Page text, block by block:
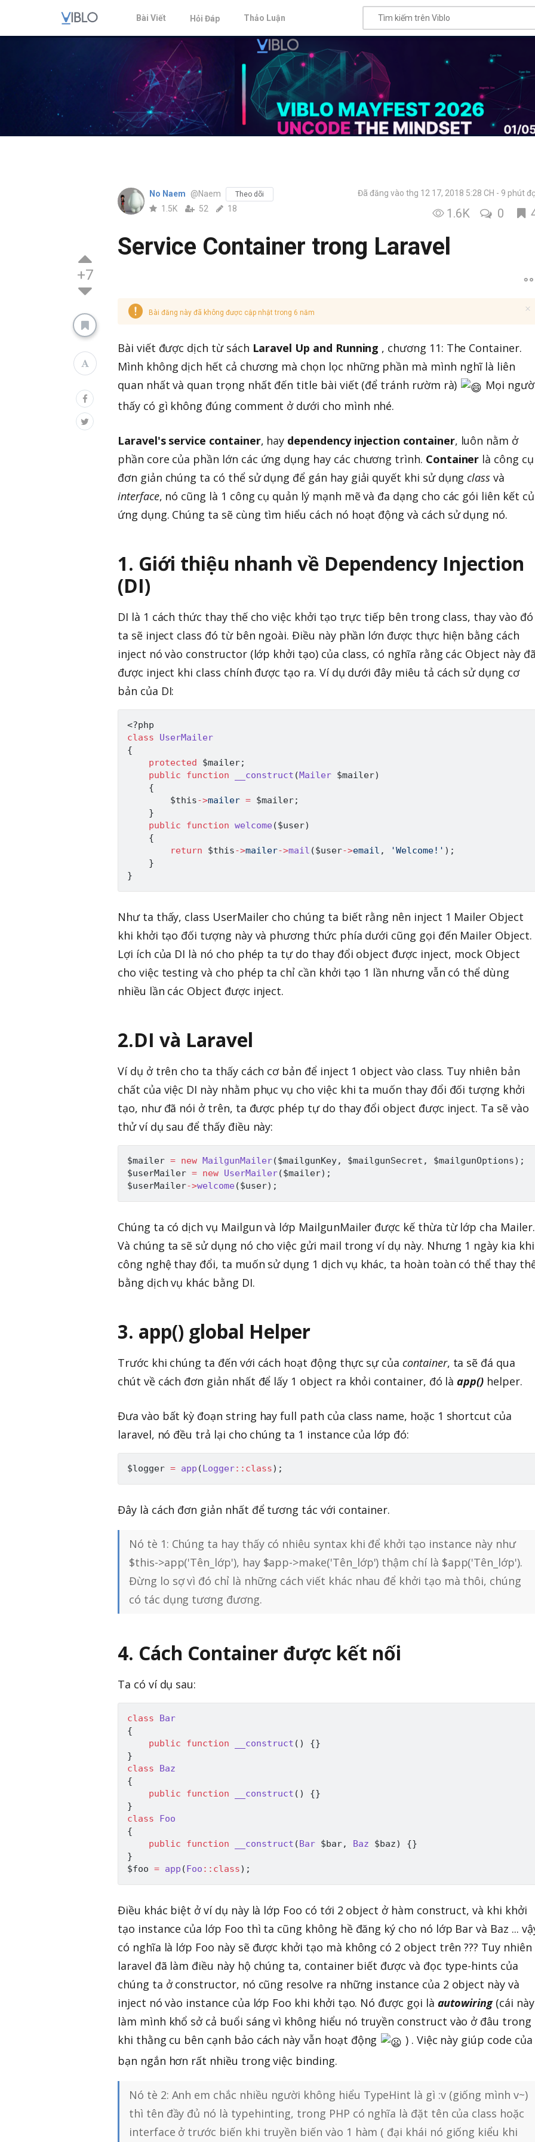
Bài Viết Hỏi Đáp Thảo Luận
+7
No Naem @Naem Theo dõi
1.5K 52 18
Đã đăng vào thg 12 17, 2018 5:28 CH 9 phút
1.6K 0
Service Container trong Laravel
Bài đăng này đã không được cập nhật trong 6 năm
Bài viết được dịch từ sách Laravel Up and Running , chương 11: The Container.
Mình không dịch hết cả chương mà chọn lọc những phần mà mình nghĩ là liên
quan nhất và quan trọng nhất đến title bài viết (để tránh rườm rà)
Mọi
thấy có gì không đúng comment ở dưới cho mình nhé.
Laravel's service container, hay dependency injection container, luôn nằm ở
phần core của phần lớn các ứng dụng hay các chương trình. Container là công cụ
đơn giản chúng ta có thể sử dụng để gán hay giải quyết khi sử dụng class và
interface, nó cũng là 1 công cụ quản lý mạnh mẽ và đa dạng cho các gói liên kết
ứng dụng. Chúng ta sẽ cùng tìm hiểu cách nó hoạt động và cách sử dụng nó.
1. Giới thiệu nhanh về Dependency Injection
(DI)
DI là 1 cách thức thay thế cho việc khởi tạo trực tiếp bên trong class, thay vào đó
ta sẽ inject class đó từ bên ngoài. Điều này phần lớn được thực hiện bằng cách
inject nó vào constructor (lớp khởi tạo) của class, có nghĩa rằng các Object này
được inject khi class chính được tạo ra. Ví dụ dưới đây miêu tả cách sử dụng cơ
bản của DI:
<?php
class
UserMailer
{
protected
$mailer;
public
function __construct (Mailer $mailer)
{
$this->mailer = $mailer;
}
public
function welcome($user)
{
return
$this->mailer->mail ($user->email , 'Welcome!' ) ;
}
}
Như ta thấy, class UserMailer cho chúng ta biết rằng nên inject 1 Mailer Object
khi khởi tạo đối tượng này và phương thức phía dưới cũng gọi đến Mailer Object.
Lợi ích của DI là nó cho phép ta tự do thay đổi object được inject, mock Object
cho việc testing và cho phép ta chỉ cần khởi tạo 1 lần nhưng vẫn có thể dùng
nhiều lần các Object được inject.
2.DI và Laravel
Ví dụ ở trên cho ta thấy cách cơ bản để inject 1 object vào class. Tuy nhiên bản
chất của việc DI này nhằm phục vụ cho việc khi ta muốn thay đổi đối tượng khởi
tạo, như đã nói ở trên, ta được phép tự do thay đổi object được inject. Ta sẽ vào
thử ví dụ sau để thấy điều này:
$mailer = new MailgunMailer($mailgunKey, $mailgunSecret , $mailgunOptions) ;
$userMailer = new UserMailer($mailer) ;
$userMailer->welcome($user) ;
Chúng ta có dịch vụ Mailgun và lớp MailgunMailer được kế thừa từ lớp cha Mailer.
Và chúng ta sẽ sử dụng nó cho việc gửi mail trong ví dụ này. Nhưng 1 ngày kia khi
công nghệ thay đổi, ta muốn sử dụng 1 dịch vụ khác, ta hoàn toàn có thể thay
bằng dịch vụ khác bằng DI.
3. app() global Helper
Trước khi chúng ta đến với cách hoạt động thực sự của container, ta sẽ đá qua
chút về cách đơn giản nhất để lấy 1 object ra khỏi container, đó làapp() helper.
Đưa vào bất kỳ đoạn string hay full path của class name, hoặc 1 shortcut của
laravel, nó đều trả lại cho chúng ta 1 instance của lớp đó:
$logger = app (Logger:: class) ;
Đây là cách đơn giản nhất để tương tác với container.
Nó tè 1: Chúng ta hay thấy có nhiêu syntax khi để khởi tạo instance này như
$this->app('Tên_lớp'), hay $app->make('Tên_lớp') thậm chí là $app('Tên_lớp').
Đừng lo sợ vì đó chỉ là những cách viết khác nhau để khởi tạo mà thôi, chúng
có tác dụng tương đương.
4. Cách Container được kết nối
Ta có ví dụ sau:
class
Bar
{
public
function __construct ( ) {}
}
class
Baz
{
public
function __construct ( ) {}
}
class
Foo
{
public
function __construct (Bar $bar, Baz $baz) {}
}
$foo = app (Foo :: class) ;
Điều khác biệt ở ví dụ này là lớp Foo có tới 2 object ở hàm construct, và khi khởi
tạo instance của lớp Foo thì ta cũng không hề đăng ký cho nó lớp Bar và Baz ...
có nghĩa là lớp Foo này sẽ được khởi tạo mà không có 2 object trên ??? Tuy nhiên
laravel đã làm điều này hộ chúng ta, container biết được và đọc type-hints của
chúng ta ở constructor, nó cũng resolve ra những instance của 2 object này và
inject nó vào instance của lớp Foo khi khởi tạo. Nó được gọi là autowiring(cái này
làm mình khổ sở cả buổi sáng vì không hiểu nó truyền construct vào ở đâu trong
khi thằng cu bên cạnh bảo cách này vẫn hoạt động
) . Việc này giúp code của
bạn ngắn hơn rất nhiều trong việc binding.
Nó tè 2: Anh em chắc nhiều người không hiểu TypeHint là gì :v (giống mình v~)
thì tên đầy đủ nó là typehinting, trong PHP có nghĩa là đặt tên của class hoặc
interface ở trước biến khi truyền biến vào 1 hàm ( đại khái nó giống kiểu khi